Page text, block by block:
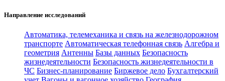
Направление исследований
Автоматика, телемеханика и связь на железнодорожном
транспорте Автоматическая телефонная связь Алгебра и
геометрия Антенны Базы данных Безопасность
жизнедеятельности Безопасность жизнедеятельности в
ЧС Бизнес-планирование Биржевое дело Бухгалтерский